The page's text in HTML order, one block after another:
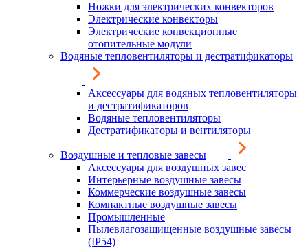
Ножки для электрических конвекторов
Электрические конвекторы
Электрические конвекционные
отопительные модули
Водяные тепловентиляторы и дестратификаторы
Аксессуары для водяных тепловентиляторы
и дестратификаторов
Водяные тепловентиляторы
Дестратификаторы и вентиляторы
Воздушные и тепловые завесы
Аксессуары для воздушных завес
Интерьерные воздушные завесы
Коммерческие воздушные завесы
Компактные воздушные завесы
Промышленные
Пылевлагозащищенные воздушные завесы
(IP54)